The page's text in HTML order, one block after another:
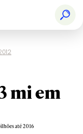
mi em
até 2016